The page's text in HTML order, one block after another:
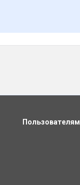
Пользователям